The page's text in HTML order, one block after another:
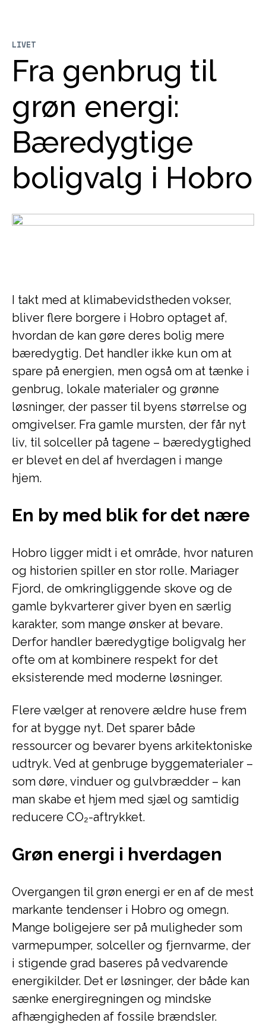
Fra genbrug til
grøn energi:
Bæredygtige
boligvalg i Hobro
LIVET
I takt med at klimabevidstheden vokser,
bliver flere borgere i Hobro optaget af,
hvordan de kan gøre deres bolig mere
bæredygtig. Det handler ikke kun om at
spare på energien, men også om at tænke i
genbrug, lokale materialer og grønne
løsninger, der passer til byens størrelse og
omgivelser. Fra gamle mursten, der får nyt
liv, til solceller på tagene – bæredygtighed
er blevet en del af hverdagen i mange
hjem.
En by med blik for det nære
Hobro ligger midt i et område, hvor naturen
og historien spiller en stor rolle. Mariager
Fjord, de omkringliggende skove og de
gamle bykvarterer giver byen en særlig
karakter, som mange ønsker at bevare.
Derfor handler bæredygtige boligvalg her
ofte om at kombinere respekt for det
eksisterende med moderne løsninger.
Flere vælger at renovere ældre huse frem
for at bygge nyt. Det sparer både
ressourcer og bevarer byens arkitektoniske
udtryk. Ved at genbruge byggematerialer –
som døre, vinduer og gulvbrædder – kan
man skabe et hjem med sjæl og samtidig
reducere CO₂-aftrykket.
Grøn energi i hverdagen
Overgangen til grøn energi er en af de mest
markante tendenser i Hobro og omegn.
Mange boligejere ser på muligheder som
varmepumper, solceller og fjernvarme, der
i stigende grad baseres på vedvarende
energikilder. Det er løsninger, der både kan
sænke energiregningen og mindske
afhængigheden af fossile brændsler.